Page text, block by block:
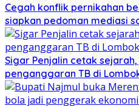
Cegah konflik pernikahan
siapkan pedoman mediasi
Sigar Penjalin cetak
penganggaran TB di